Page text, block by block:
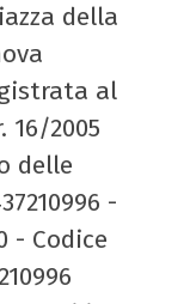
della
al
16/2005
delle
-
- Codice